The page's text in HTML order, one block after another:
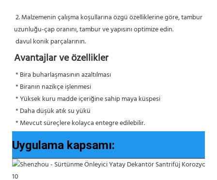
uzunluğu-çap oranını, tambur ve yapısını optimize edin.
davul konik parçalarının.
Avantajlar ve özellikler
* Bira buharlaşmasının azaltılması
* Biranın nazikçe işlenmesi
* Yüksek kuru madde içeriğine sahip maya küspesi
* Daha düşük atık su yükü
* Mevcut süreçlere kolayca entegre edilebilir.
Uygulama kapsamı: